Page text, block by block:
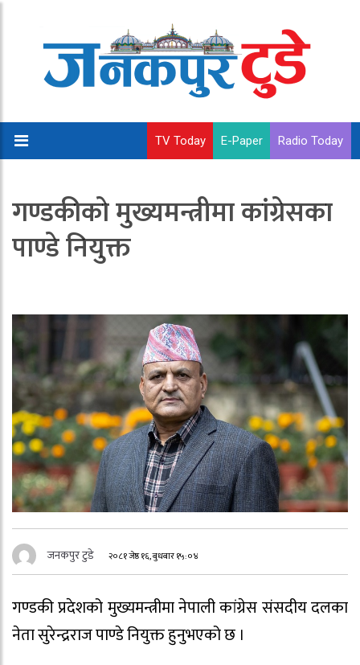
TV Today E-Paper Radio Today
गण्डकीकाे मुख्यमन्त्रीमा कांग्रेसका
पाण्डे नियुक्त
जनकपुर टुडे २०८१ जेष्ठ १६, बुधबार १५:०४
गण्डकी प्रदेशको मुख्यमन्त्रीमा नेपाली कांग्रेस संसदीय दलका
नेता सुरेन्द्रराज पाण्डे नियुक्त हुनुभएको छ ।